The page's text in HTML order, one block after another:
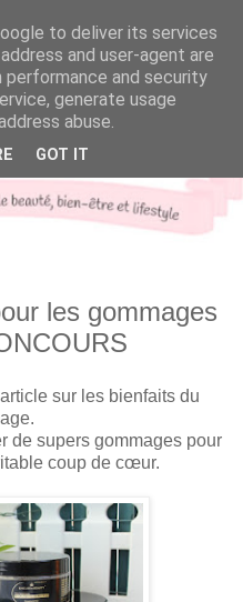
les gommages
sur les bienfaits du
de supers gommages pour
coup de cœur.
to deliver its services
and user-agent are
performance and security
generate usage
abuse.
GOT IT